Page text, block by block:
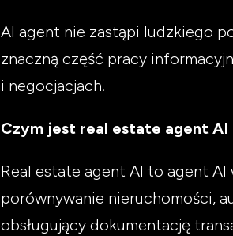
AI agent nie zastąpi ludzkiego
znaczną część pracy
i negocjacjach.
Czym jest real estate agent AI
Real estate agent AI to agent
porównywanie nieruchomości,
obsługujący dokumentację